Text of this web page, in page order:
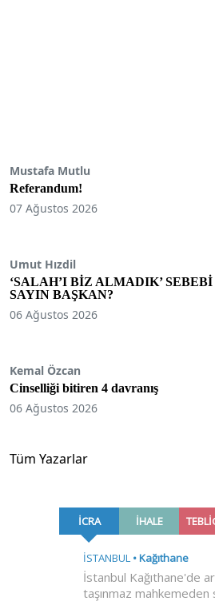
Mustafa Mutlu
Referandum!
07 Ağustos 2026
Umut Hızdil
‘SALAH’I BİZ ALMADIK’ SEBEBİ
SAYIN BAŞKAN?
06 Ağustos 2026
Kemal Özcan
Cinselliği bitiren 4 davranış
06 Ağustos 2026
Tüm Yazarlar